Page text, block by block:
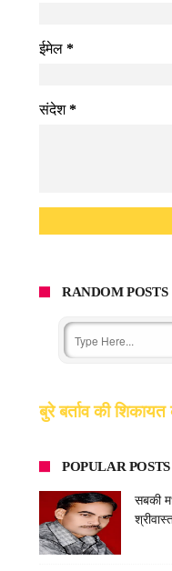
ईमेल *
संदेश*
RANDOM POSTS
बुरे बर्ताव की
POPULAR POSTS
सबकी